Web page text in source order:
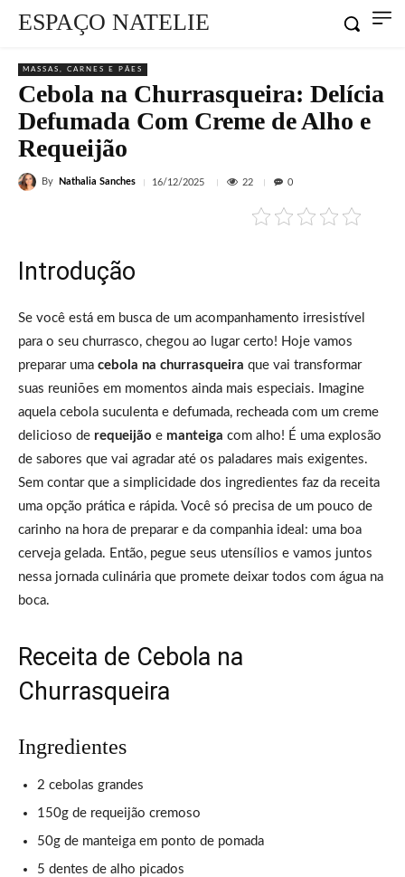
ESPAÇO NATELIE
MASSAS, CARNES E PÃES
Cebola na Churrasqueira: Delícia
Defumada Com Creme de Alho e
Requeijão
By Nathalia Sanches 16/12/2025 22 0
Introdução
Se você está em busca de um acompanhamento irresistível
para o seu churrasco, chegou ao lugar certo! Hoje vamos
preparar uma cebola na churrasqueira que vai transformar
suas reuniões em momentos ainda mais especiais. Imagine
aquela cebola suculenta e defumada, recheada com um creme
delicioso de requeijão e manteiga com alho! É uma explosão
de sabores que vai agradar até os paladares mais exigentes.
Sem contar que a simplicidade dos ingredientes faz da receita
uma opção prática e rápida. Você só precisa de um pouco de
carinho na hora de preparar e da companhia ideal: uma boa
cerveja gelada. Então, pegue seus utensílios e vamos juntos
nessa jornada culinária que promete deixar todos com água na
boca.
Receita de Cebola na
Churrasqueira
Ingredientes
2 cebolas grandes
150g de requeijão cremoso
50g de manteiga em ponto de pomada
5 dentes de alho picados